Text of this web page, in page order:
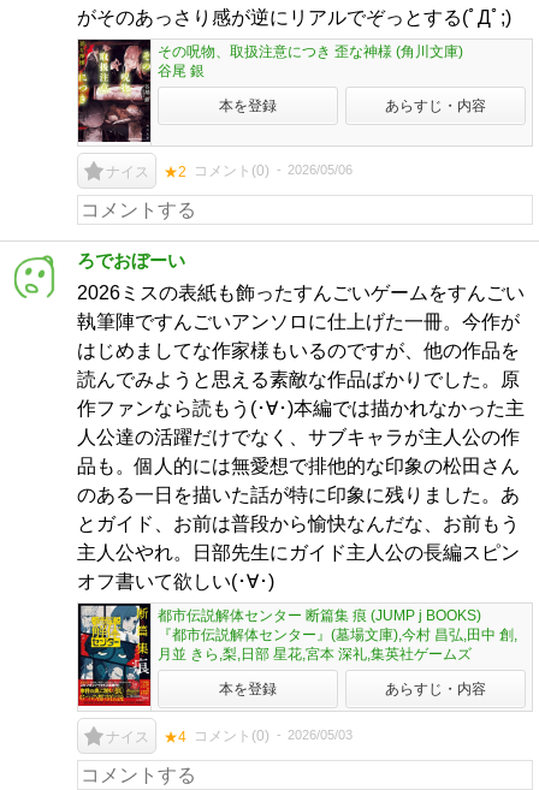
がそのあっさり感が逆にリアルでぞっとする(ﾟДﾟ;)
その呪物、取扱注意につき 歪な神様 (角川文庫)
谷尾 銀
本を登録 あらすじ・内容
ナイス ★2 コメント(0) 2026/05/06
ろでおぼーい
2026ミスの表紙も飾ったすんごいゲームをすんごい
執筆陣ですんごいアンソロに仕上げた一冊。今作が
はじめましてな作家様もいるのですが、他の作品を
読んでみようと思える素敵な作品ばかりでした。原
作ファンなら読もう(･∀･)本編では描かれなかった主
人公達の活躍だけでなく、サブキャラが主人公の作
品も。個人的には無愛想で排他的な印象の松田さん
のある一日を描いた話が特に印象に残りました。あ
とガイド、お前は普段から愉快なんだな、お前もう
主人公やれ。日部先生にガイド主人公の長編スピン
オフ書いて欲しい(･∀･)
都市伝説解体センター 断篇集 痕 (JUMP j BOOKS)
『都市伝説解体センター』(墓場文庫),今村 昌弘,田中 創,
月並 きら,梨,日部 星花,宮本 深礼,集英社ゲームズ
本を登録 あらすじ・内容
ナイス ★4 コメント(0) 2026/05/03